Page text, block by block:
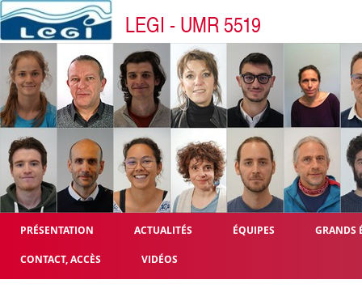
LEGI - UMR 5519
PRÉSENTATION ACTUALITÉS ÉQUIPES GRANDS
CONTACT, ACCÈS VIDÉOS